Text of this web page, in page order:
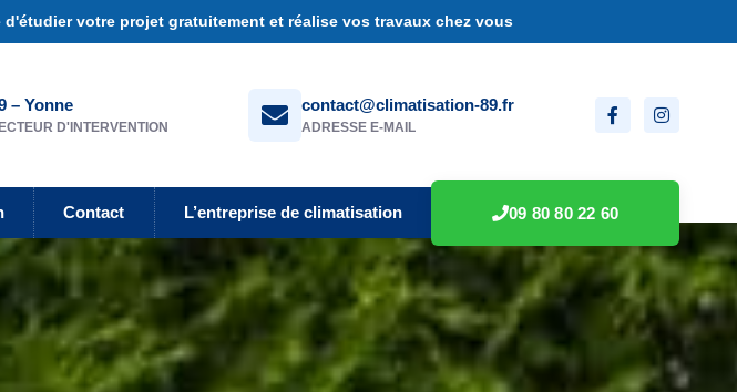
votre projet gratuitement et réalise vos travaux chez vous
– Yonne
D'INTERVENTION
contact@climatisation-89.fr
ADRESSE E-MAIL
Contact L’entreprise de climatisation 09 80 80 22 60